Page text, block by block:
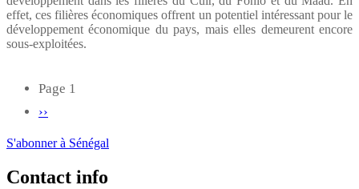
multidimensionnelle
du
Ministère
effet, ces filières économiques offrent un potentiel intéressant pour le
développement économique du pays, mais elles demeurent encore
sous-exploitées.
Page 1
Page
suivante
››
S'abonner à Sénégal
Contact info